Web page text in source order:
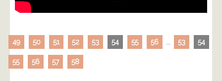
49 50 51 52 53 54 55 56 53 54
55 56 57 58